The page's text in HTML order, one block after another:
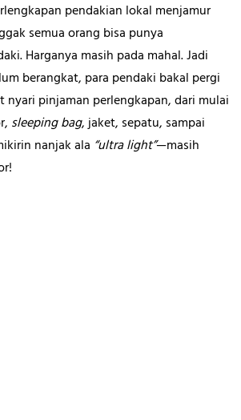
pendakian lokal menjamur
semua orang bisa punya
Harganya masih pada mahal. Jadi
berangkat, para pendaki bakal pergi
nyari pinjaman perlengkapan, dari mulai
sleeping bag, jaket, sepatu, sampai
nanjak ala “ultra light”—masih